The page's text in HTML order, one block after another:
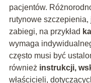
pacjentów.
rutynowe
zabiegi, na przykład
wymaga
często musi być
również instrukcji,
właścicieli,